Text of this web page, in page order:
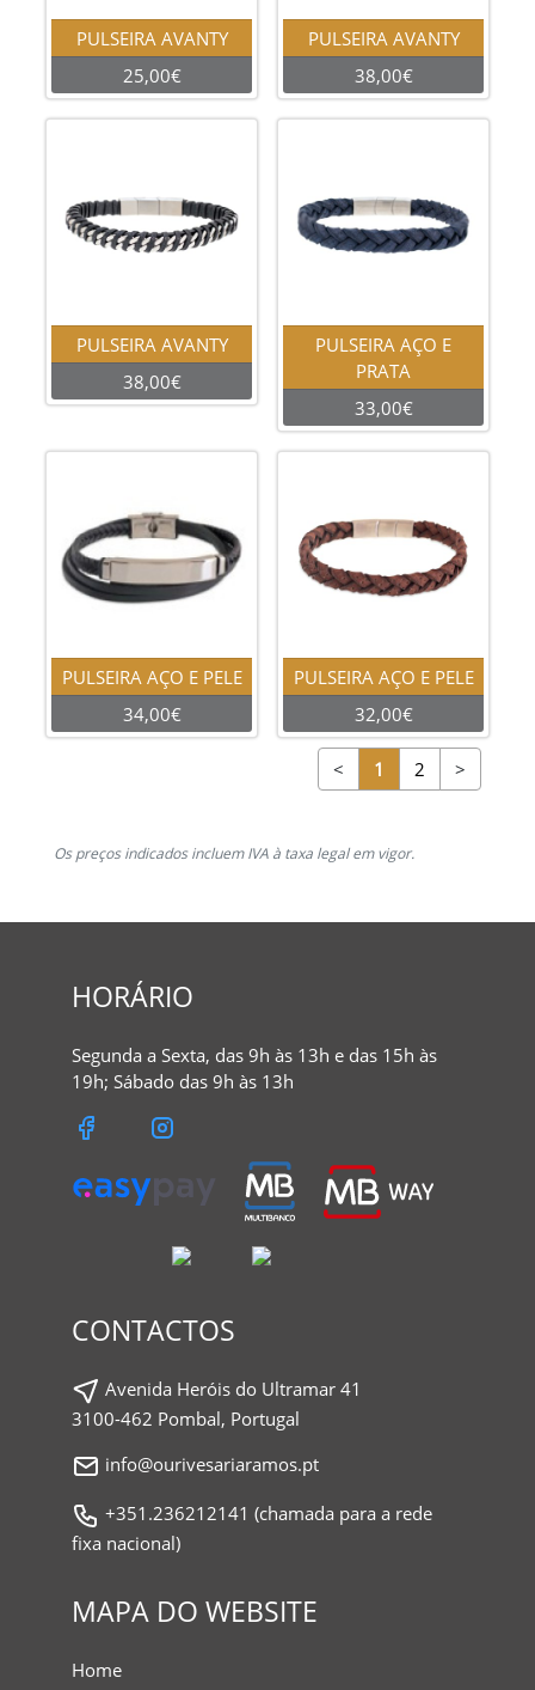
PULSEIRA AVANTY
25,00€
PULSEIRA AVANTY
38,00€
PULSEIRA AVANTY
38,00€
PULSEIRA AÇO E
PRATA
33,00€
PULSEIRA AÇO E PELE
34,00€
PULSEIRA AÇO E PELE
32,00€
< 1 2 >
Os preços indicados incluem IVA à taxa legal em vigor.
HORÁRIO
Segunda a Sexta, das 9h às 13h e das 15h às
19h; Sábado das 9h às 13h
CONTACTOS
Avenida Heróis do Ultramar 41
3100-462 Pombal, Portugal
info@ourivesariaramos.pt
+351.236212141 (chamada para a rede
fixa nacional)
MAPA DO WEBSITE
Home